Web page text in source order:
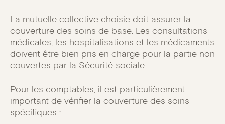
La mutuelle collective choisie doit assurer la
couverture des soins de base. Les consultations
médicales, les hospitalisations et les médicaments
doivent être bien pris en charge pour la partie non
couvertes par la Sécurité sociale.
Pour les comptables, il est particulièrement
important de vérifier la couverture des soins
spécifiques :